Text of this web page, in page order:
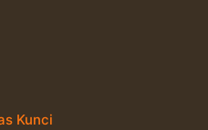
Kunci